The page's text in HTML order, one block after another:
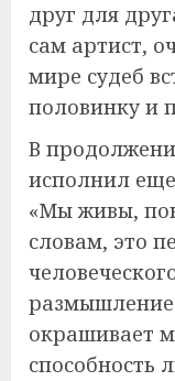
друг для
сам артист,
мире судеб
половинку и
В
исполнил
«Мы живы,
словам, это
размышление
окрашивает
способность